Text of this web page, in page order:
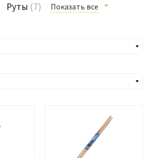
Руты (7) Показать все